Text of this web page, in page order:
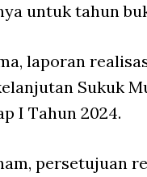
untuk tahun
laporan
Sukuk
I Tahun 2024.
persetujuan